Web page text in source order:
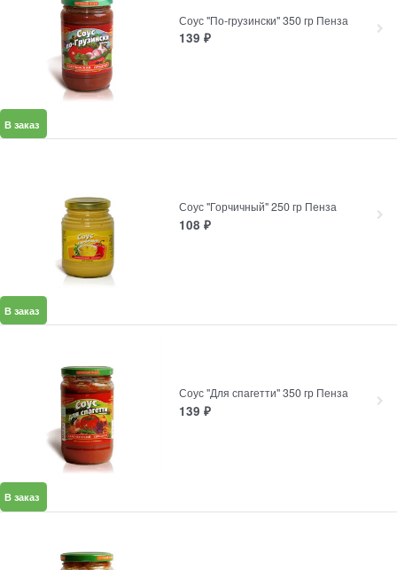
Соус "По-грузински" 350 гр Пенза
139 ₽
В заказ
Соус "Горчичный" 250 гр Пенза
108 ₽
В заказ
Соус "Для спагетти" 350 гр Пенза
139 ₽
В заказ